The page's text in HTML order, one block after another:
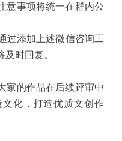
意事项将统一在群内公
过添加上述微信咨询工
时回复。
家的作品在后续评审中
化，打造优质文创作